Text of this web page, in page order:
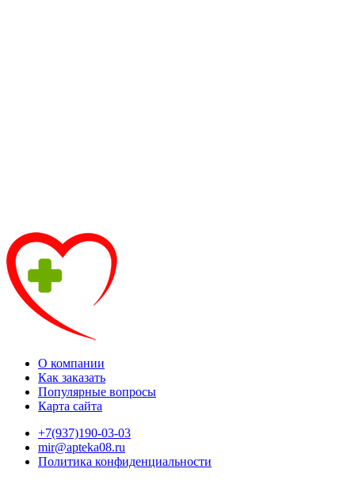
О компании
Как заказать
Популярные вопросы
Карта сайта
+7(937)190-03-03
mir@apteka08.ru
Политика конфиденциальности